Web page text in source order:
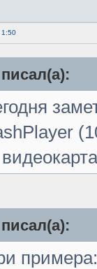
1:50
примера: